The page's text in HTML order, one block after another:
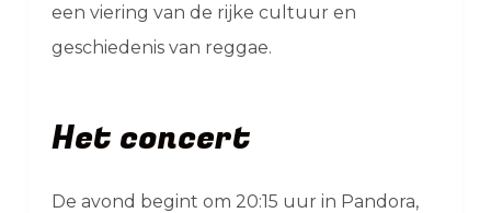
een viering van de rijke cultuur en
geschiedenis van reggae.
Het concert
De avond begint om 20:15 uur in Pandora,